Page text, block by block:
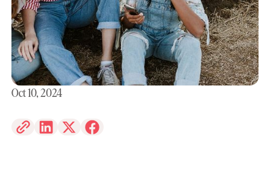
Oct 10, 2024